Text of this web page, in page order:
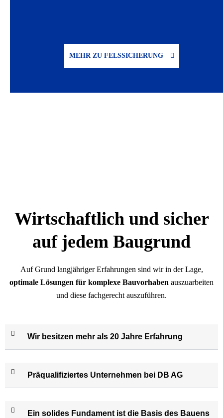
MEHR ZU FELSSICHERUNG
Wirtschaftlich und sicher
auf jedem Baugrund
Auf Grund langjähriger Erfahrungen sind wir in der Lage,
optimale Lösungen für komplexe Bauvorhaben auszuarbeiten
und diese fachgerecht auszuführen.
Wir besitzen mehr als 20 Jahre Erfahrung
Präqualifiziertes Unternehmen bei DB AG
Ein solides Fundament ist die Basis des Bauens